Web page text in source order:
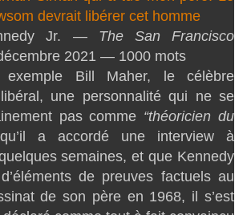
devrait libérer cet homme
Jr. —
The San Francisco
2021 — 1000 mots
exemple Bill Maher, le célèbre
une personnalité qui ne se
pas comme “théoricien du
a accordé une interview à
semaines, et que Kennedy
de preuves factuels au
de son père en 1968, il s’est